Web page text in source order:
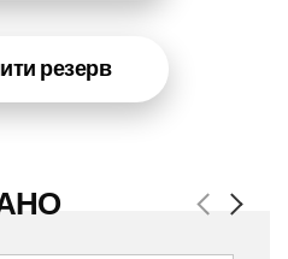
резерв
Previous
Next